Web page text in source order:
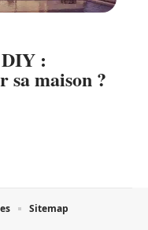
:
sa maison ?
Sitemap